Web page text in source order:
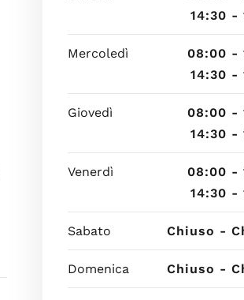
14:30 -
Mercoledì
08:00 -
14:30 -
Giovedì
08:00 -
14:30 -
Venerdì
08:00 -
14:30 -
Sabato Chiuso -
Domenica Chiuso -